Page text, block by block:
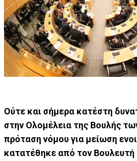
Ούτε και σήμερα κατέστη
στην Ολομέλεια της Βουλής
πρόταση νόμου για μείωση
κατατέθηκε από τον Βουλευτή